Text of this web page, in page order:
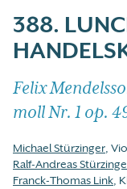
388.
Felix
moll Nr. 1 op.
Michael Stürzinger,
Ralf-Andreas
Franck-Thomas Link,